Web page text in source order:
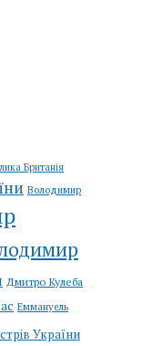
Британія
Володимир
Дмитро Кулеба
Еммануель
України